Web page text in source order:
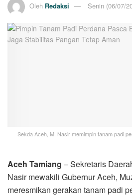
Oleh Redaksi Senin (06/07/
Sekda Aceh, M. Nasir memimpin tanam padi
Aceh Tamiang – Sekretaris
Nasir mewakili Gubernur Aceh,
meresmikan gerakan tanam padi